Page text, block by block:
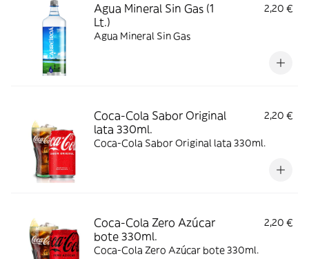
Agua Mineral Sin Gas (1
Lt.)
2,20 €
Agua Mineral Sin Gas
Coca-Cola Sabor Original
lata 330ml.
2,20 €
Coca-Cola Sabor Original lata 330ml.
Coca-Cola Zero Azúcar
bote 330ml.
2,20 €
Coca-Cola Zero Azúcar bote 330ml.